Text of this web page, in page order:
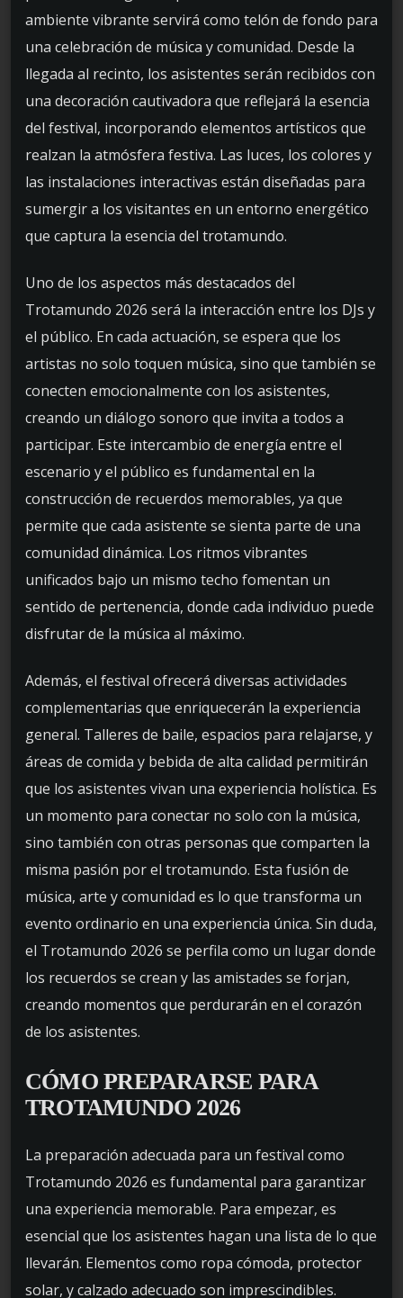
ambiente vibrante servirá como telón de fondo para
una celebración de música y comunidad. Desde la
llegada al recinto, los asistentes serán recibidos con
una decoración cautivadora que reflejará la esencia
del festival, incorporando elementos artísticos que
realzan la atmósfera festiva. Las luces, los colores y
las instalaciones interactivas están diseñadas para
sumergir a los visitantes en un entorno energético
que captura la esencia del trotamundo.
Uno de los aspectos más destacados del
Trotamundo 2026 será la interacción entre los DJs y
el público. En cada actuación, se espera que los
artistas no solo toquen música, sino que también se
conecten emocionalmente con los asistentes,
creando un diálogo sonoro que invita a todos a
participar. Este intercambio de energía entre el
escenario y el público es fundamental en la
construcción de recuerdos memorables, ya que
permite que cada asistente se sienta parte de una
comunidad dinámica. Los ritmos vibrantes
unificados bajo un mismo techo fomentan un
sentido de pertenencia, donde cada individuo puede
disfrutar de la música al máximo.
Además, el festival ofrecerá diversas actividades
complementarias que enriquecerán la experiencia
general. Talleres de baile, espacios para relajarse, y
áreas de comida y bebida de alta calidad permitirán
que los asistentes vivan una experiencia holística. Es
un momento para conectar no solo con la música,
sino también con otras personas que comparten la
misma pasión por el trotamundo. Esta fusión de
música, arte y comunidad es lo que transforma un
evento ordinario en una experiencia única. Sin duda,
el Trotamundo 2026 se perfila como un lugar donde
los recuerdos se crean y las amistades se forjan,
creando momentos que perdurarán en el corazón
de los asistentes.
CÓMO PREPARARSE PARA
TROTAMUNDO 2026
La preparación adecuada para un festival como
Trotamundo 2026 es fundamental para garantizar
una experiencia memorable. Para empezar, es
esencial que los asistentes hagan una lista de lo que
llevarán. Elementos como ropa cómoda, protector
solar, y calzado adecuado son imprescindibles.